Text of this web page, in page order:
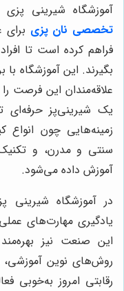
آموزشگاه شیرینی پزی
تخصصی نان پزی برای
فراهم کرده است تا
بگیرند. این آموزشگاه
علاقه‌مندان این فرصت
یک شیرینی‌پز
زمینه‌هایی چون
سنتی و مدرن، و
آموزش داده می‌شود.
در آموزشگاه شیرینی
یادگیری مهارت‌های
این صنعت نیز
روش‌های نوین آموزشی،
رقابتی امروز به‌خوبی